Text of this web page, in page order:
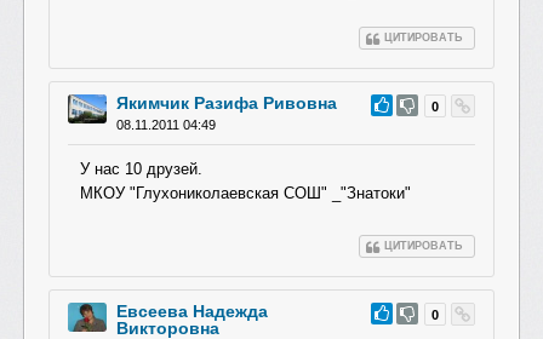
ЦИТИРОВАТЬ
#73 0
Якимчик Разифа Ривовна
08.11.2011 04:49
У нас 10 друзей.
МКОУ "Глухониколаевская СОШ" _"Знатоки"
ЦИТИРОВАТЬ
#72 0
Евсеева Надежда
Викторовна